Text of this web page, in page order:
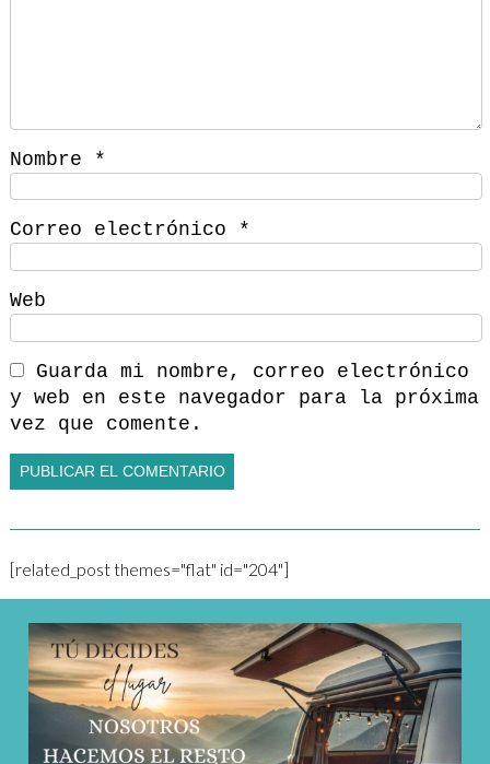
Nombre *
Correo electrónico *
Web
Guarda mi nombre, correo electrónico
y web en este navegador para la próxima
vez que comente.
[related_post themes="flat" id="204"]